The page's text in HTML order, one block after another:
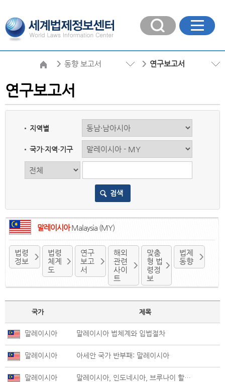
동향 보고서 연구보고서
연구보고서
지역별
국가·지역·기구
검색
말레이시아Malaysia (MY)
법령
정보
법령
체계
도
연구
보고
서
해외
관련
사이
트
맞춤
형 법
령정
보
법제
동향
국가 제목
말레이시아 말레이시아 법체계와 입법절차
말레이시아 아세안 국가 반부패: 말레이시아
말레이시아 말레이시아, 인도네시아, 브루나이 할랄인증 법제